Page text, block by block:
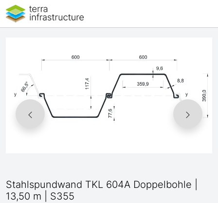
Stahlspundwand TKL 604A Doppelbohle |
13,50 m | S355